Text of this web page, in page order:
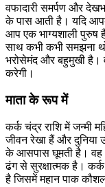
वफादारी समर्पण और
के पास आती है। यदि
आप एक भाग्यशाली पुरुष
साथ कभी कभी समझना
भरोसेमंद और बहुमुखी है।
करेगी।
माता के रूप में
कर्क चंद्र राशि में जन्मी
जीवन रेखा हैं और दुनिया
के आसपास घूमती है। वह
ढंग से सुरक्षात्मक है।
है जिसमें महान पाक